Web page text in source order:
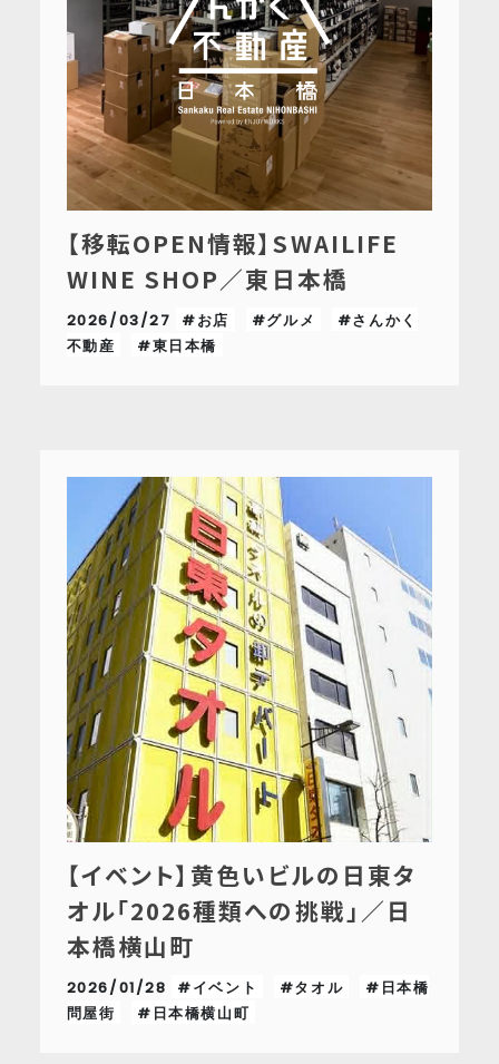
【移転OPEN情報】SWAILIFE
WINE SHOP／東日本橋
2026/03/27 #お店 #グルメ
#さんかく
不動産
#東日本橋
【イベント】黄色いビルの日東タ
オル「2026種類への挑戦」／日
本橋横山町
2026/01/28 #イベント #タオル
#日本橋
問屋街
#日本橋横山町